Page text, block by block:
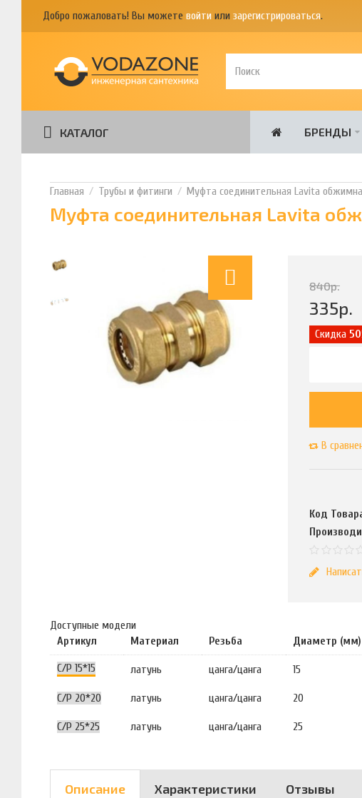
Добро пожаловать! Вы можете войти или зарегистрироваться.
КАТАЛОГ БРЕНДЫ
Трубы и фитинги Муфта соединительная Lavita
Муфта соединительная Lavita
840р.
335р.
Скидка
В
Код
Доступные модели
Артикул
Материал Резьба Диаметр (мм)
C/P 15*15 латунь цанга/цанга 15
C/P 20*20 латунь цанга/цанга 20
C/P 25*25 латунь цанга/цанга 25
Описание Характеристики Отзывы